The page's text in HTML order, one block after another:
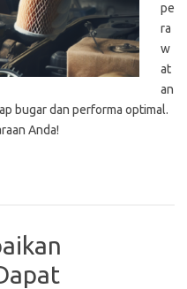
pe
ra
w
at
an
bugar dan performa optimal.
Anda!